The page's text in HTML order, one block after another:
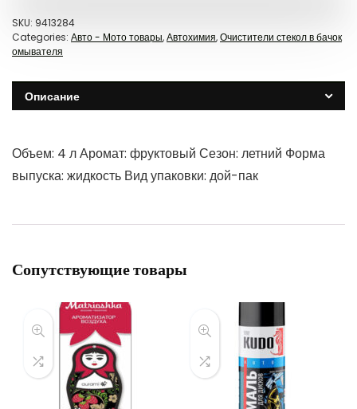
SKU: 9413284
Categories: Авто - Мото товары,Автохимия,Очистители стекол в бачок
омывателя
Описание
Объем: 4 л Аромат: фруктовый Сезон: летний Форма
выпуска: жидкость Вид упаковки: дой-пак
Сопутствующие товары